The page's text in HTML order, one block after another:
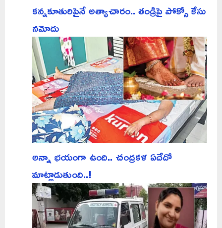
కన్నకూతురిపైనే అత్యాచారం.. తండ్రిపై పోక్సో కేసు
నమోదు
అన్నా భయంగా ఉంది.. చంద్రకళ ఏదేదో
మాట్లాడుతుంది..!